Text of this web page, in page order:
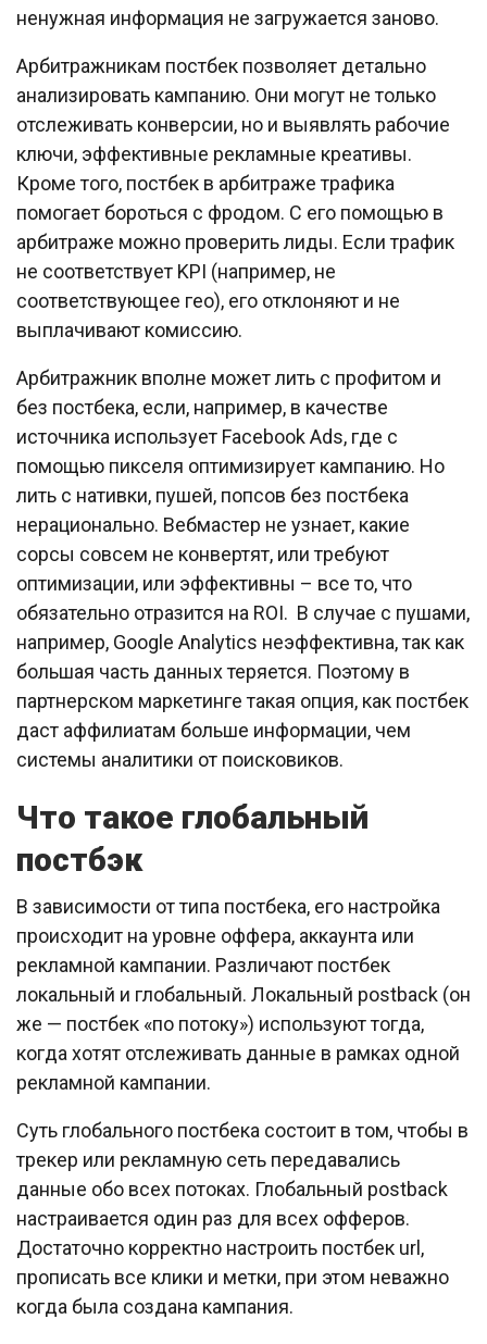
ненужная информация не загружается заново.
Арбитражникам постбек позволяет детально
анализировать кампанию. Они могут не только
отслеживать конверсии, но и выявлять рабочие
ключи, эффективные рекламные креативы.
Кроме того, постбек в арбитраже трафика
помогает бороться с фродом. С его помощью в
арбитраже можно проверить лиды. Если трафик
не соответствует KPI (например, не
соответствующее гео), его отклоняют и не
выплачивают комиссию.
Арбитражник вполне может лить с профитом и
без постбека, если, например, в качестве
источника использует Facebook Ads, где с
помощью пикселя оптимизирует кампанию. Но
лить с нативки, пушей, попсов без постбека
нерационально. Вебмастер не узнает, какие
сорсы совсем не конвертят, или требуют
оптимизации, или эффективны – все то, что
обязательно отразится на ROI. В случае с пушами,
например, Google Analytics неэффективна, так как
большая часть данных теряется. Поэтому в
партнерском маркетинге такая опция, как постбек
даст аффилиатам больше информации, чем
системы аналитики от поисковиков.
Что такое глобальный
постбэк
В зависимости от типа постбека, его настройка
происходит на уровне оффера, аккаунта или
рекламной кампании. Различают постбек
локальный и глобальный. Локальный postback (он
же — постбек «по потоку») используют тогда,
когда хотят отслеживать данные в рамках одной
рекламной кампании.
Суть глобального постбека состоит в том, чтобы в
трекер или рекламную сеть передавались
данные обо всех потоках. Глобальный postback
настраивается один раз для всех офферов.
Достаточно корректно настроить постбек url,
прописать все клики и метки, при этом неважно
когда была создана кампания.